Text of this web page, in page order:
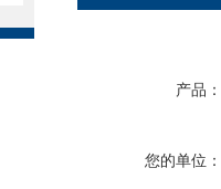
产品：
您的单位：